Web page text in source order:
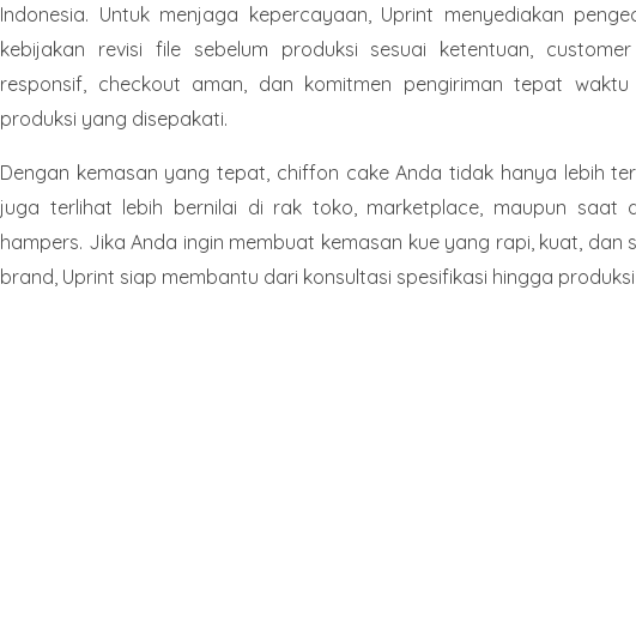
Indonesia. Untuk menjaga kepercayaan, Uprint menyediakan
kebijakan revisi file sebelum produksi sesuai ketentuan,
responsif, checkout aman, dan komitmen pengiriman tepat waktu
produksi yang disepakati.
Dengan kemasan yang tepat, chiffon cake Anda tidak hanya lebih
juga terlihat lebih bernilai di rak toko, marketplace, maupun saat
hampers. Jika Anda ingin membuat kemasan kue yang rapi, kuat, dan
brand, Uprint siap membantu dari konsultasi spesifikasi hingga produksi